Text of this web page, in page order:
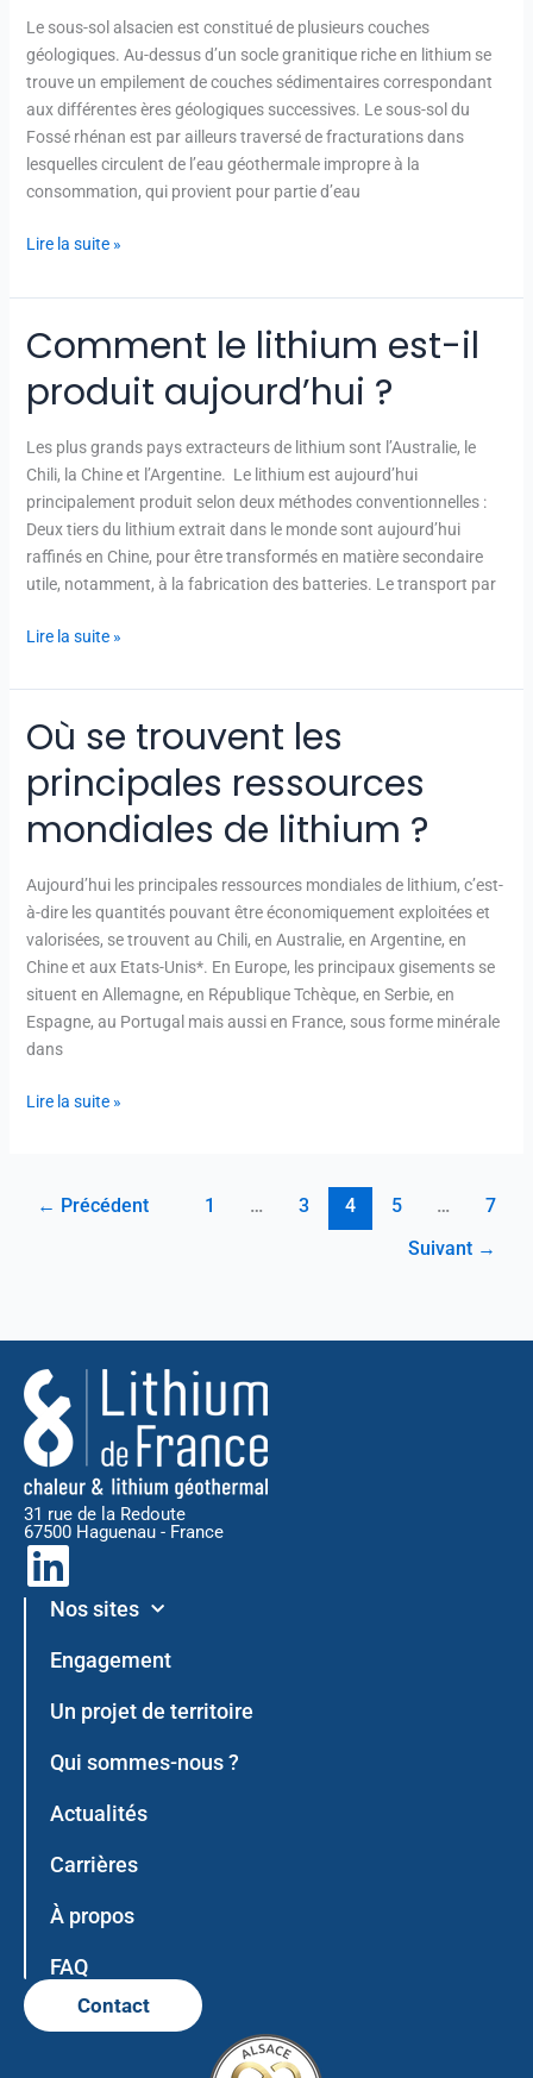
Le sous-sol alsacien est constitué de plusieurs couches
géologiques. Au-dessus d’un socle granitique riche en lithium se
trouve un empilement de couches sédimentaires correspondant
aux différentes ères géologiques successives. Le sous-sol du
Fossé rhénan est par ailleurs traversé de fracturations dans
lesquelles circulent de l’eau géothermale impropre à la
consommation, qui provient pour partie d’eau
géothermal
en
Alsace
?
Lire la suite »
Comment le lithium est-il
produit aujourd’hui ?
Les plus grands pays extracteurs de lithium sont l’Australie, le
Chili, la Chine et l’Argentine. Le lithium est aujourd’hui
principalement produit selon deux méthodes conventionnelles :
Deux tiers du lithium extrait dans le monde sont aujourd’hui
raffinés en Chine, pour être transformés en matière secondaire
utile, notamment, à la fabrication des batteries. Le transport par
Comment
le
lithium
est-
il
produit
aujourd’hui
?
Lire la suite »
Où se trouvent les
principales ressources
mondiales de lithium ?
Aujourd’hui les principales ressources mondiales de lithium, c’est-
à-dire les quantités pouvant être économiquement exploitées et
valorisées, se trouvent au Chili, en Australie, en Argentine, en
Chine et aux Etats-Unis*. En Europe, les principaux gisements se
situent en Allemagne, en République Tchèque, en Serbie, en
Espagne, au Portugal mais aussi en France, sous forme minérale
dans
Où
se
trouvent
les
principales
mondiales
de
lithium ?
Lire la suite »
← Précédent 1 … 3 4 5 … 7
Suivant →
31 rue de la Redoute
67500 Haguenau - France
L
i
n
k
e
d
i
n
Nos sites
Engagement
Un projet de territoire
Qui sommes-nous ?
Actualités
Carrières
À propos
FAQ
Contact